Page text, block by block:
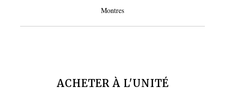
Montres
ACHETER À L'UNITÉ